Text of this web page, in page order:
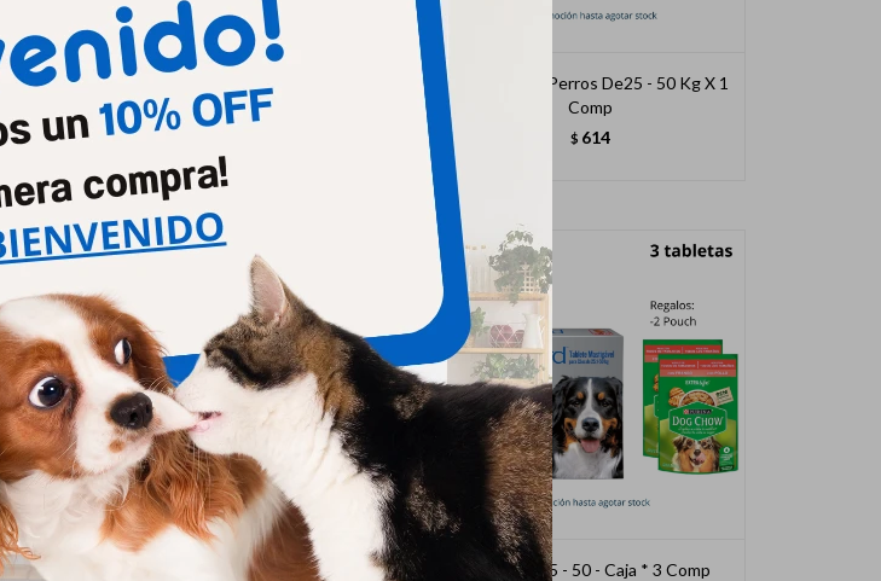
Nexgard L Perros De 10 - 25 Kg X 1
Comp
Nexgard Gg Perros De25 - 50 Kg X 1
Comp
$ 614
Nexgard 10-25 - Caja * 3 Comp Nexgard 25 - 50 - Caja * 3 Comp